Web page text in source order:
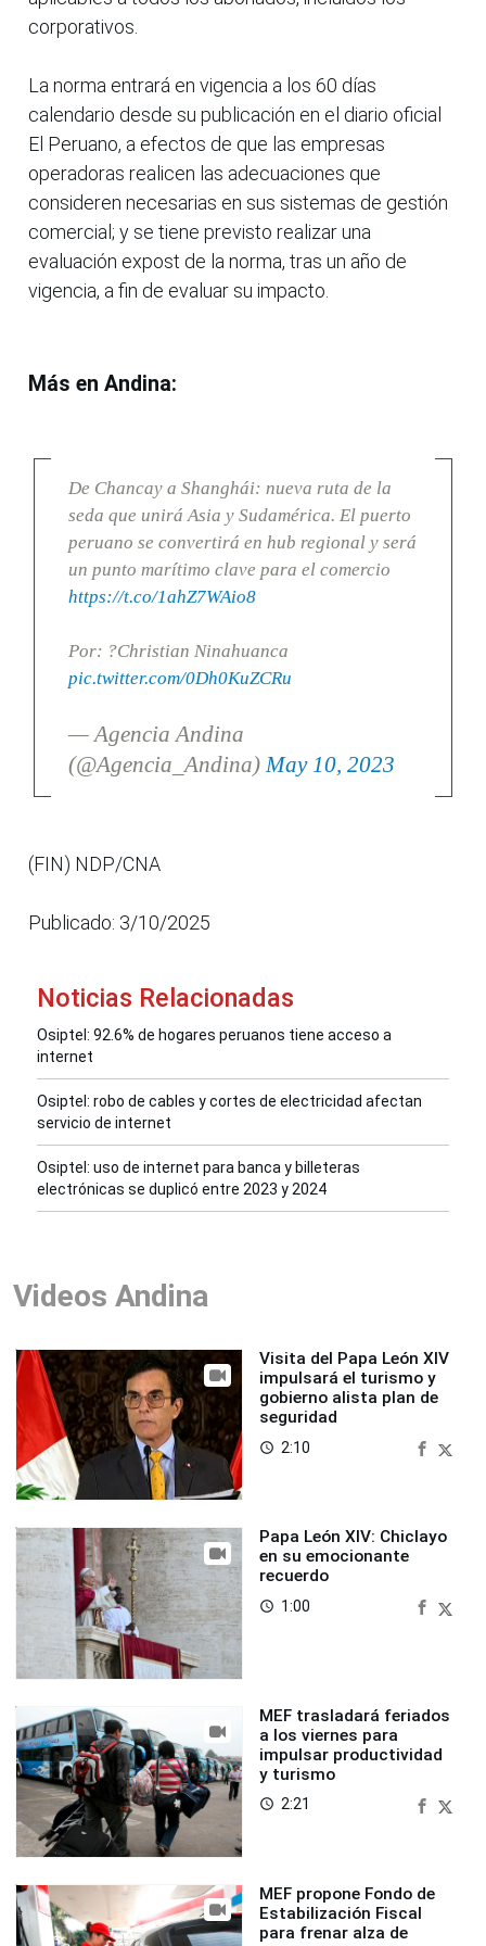
corporativos.
La norma entrará en vigencia a los 60 días
calendario desde su publicación en el diario oficial
El Peruano, a efectos de que las empresas
operadoras realicen las adecuaciones que
consideren necesarias en sus sistemas de gestión
comercial; y se tiene previsto realizar una
evaluación expost de la norma, tras un año de
vigencia, a fin de evaluar su impacto.
Más en Andina:
De Chancay a Shanghái: nueva ruta de la
seda que unirá Asia y Sudamérica. El puerto
peruano se convertirá en hub regional y será
un punto marítimo clave para el comercio
https://t.co/1ahZ7WAio8
Por: ?Christian Ninahuanca
pic.twitter.com/0Dh0KuZCRu
— Agencia Andina
(@Agencia_Andina)May 10, 2023
(FIN) NDP/CNA
Publicado: 3/10/2025
Noticias Relacionadas
Osiptel: 92.6% de hogares peruanos tiene acceso a
internet
Osiptel: robo de cables y cortes de electricidad afectan
servicio de internet
Osiptel: uso de internet para banca y billeteras
electrónicas se duplicó entre 2023 y 2024
Videos Andina
Visita del Papa León XIV
impulsará el turismo y
gobierno alista plan de
seguridad
access_time 2:10
Papa León XIV: Chiclayo
en su emocionante
recuerdo
access_time 1:00
MEF trasladará feriados
a los viernes para
impulsar productividad
y turismo
access_time 2:21
MEF propone Fondo de
Estabilización Fiscal
para frenar alza de